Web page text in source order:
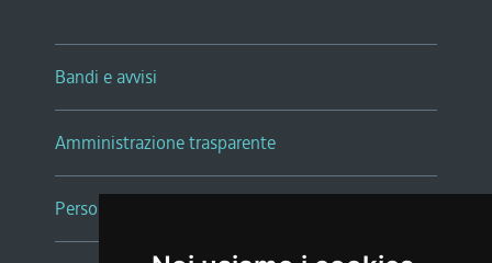
Bandi e avvisi
Amministrazione trasparente
Persone e Uffici